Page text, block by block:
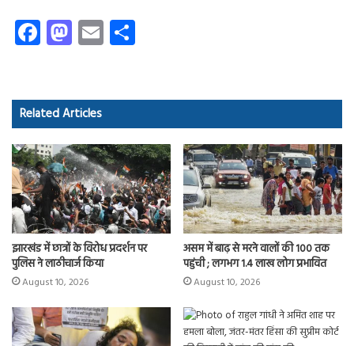
Fa
ce
o
ok
M
as
d
o
n
E
m
Related Articles
झारखंड में छात्रों के विरोध प्रदर्शन पर
पुलिस ने लाठीचार्ज किया
August 10, 2026
असम में बाढ़ से मरने वालों की 100 तक
पहुंची ; लगभग 1.4 लाख लोग प्रभावित
August 10, 2026